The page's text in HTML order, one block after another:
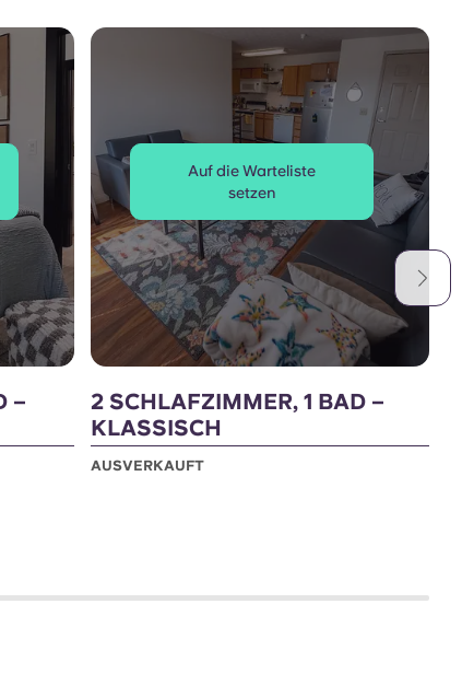
–
Auf die Warteliste
setzen
2 SCHLAFZIMMER, 1 BAD –
KLASSISCH
AUSVERKAUFT